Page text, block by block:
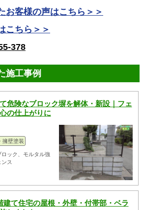
お客様の声はこちら＞＞
こちら＞＞
378
施工事例
危険なブロック塀を解体・新設｜フェ
の仕上がりに
擁壁塗装
ロック、モルタル強
ンス
建て住宅の屋根・外壁・付帯部・ベラ